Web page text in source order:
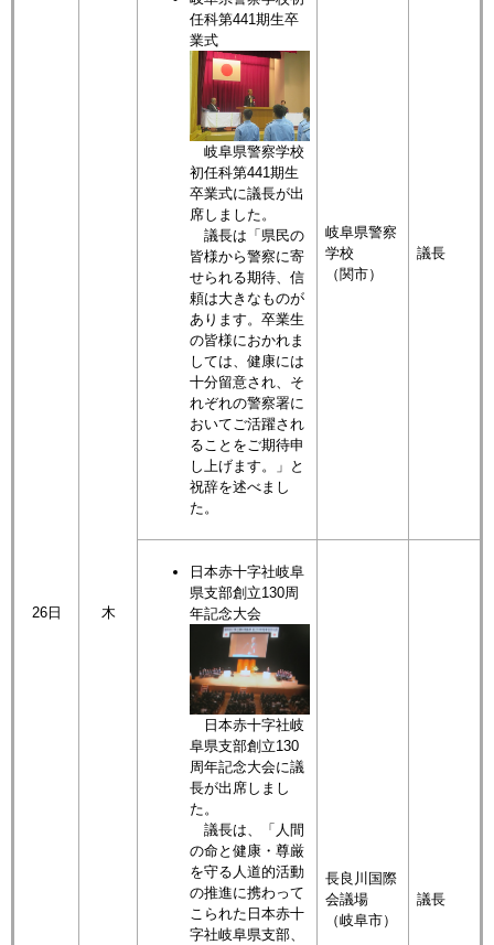
26日 木
任科第441期生卒
業式
岐阜県警察学校
初任科第441期生
卒業式に議長が出
席しました。
議長は「県民の
皆様から警察に寄
せられる期待、信
頼は大きなものが
あります。卒業生
の皆様におかれま
しては、健康には
十分留意され、そ
れぞれの警察署に
おいてご活躍され
ることをご期待申
し上げます。」と
祝辞を述べまし
た。
岐阜県警察
学校
（関市）
議長
日本赤十字社岐阜
県支部創立130周
年記念大会
日本赤十字社岐
阜県支部創立130
周年記念大会に議
長が出席しまし
た。
議長は、「人間
の命と健康・尊厳
を守る人道的活動
の推進に携わって
こられた日本赤十
字社岐阜県支部、
長良川国際
会議場
（岐阜市）
議長